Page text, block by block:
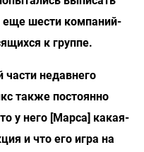
еще шести компаний-
к группе.
недавнего
также постоянно
у него [Марса] какая-
и что его игра на